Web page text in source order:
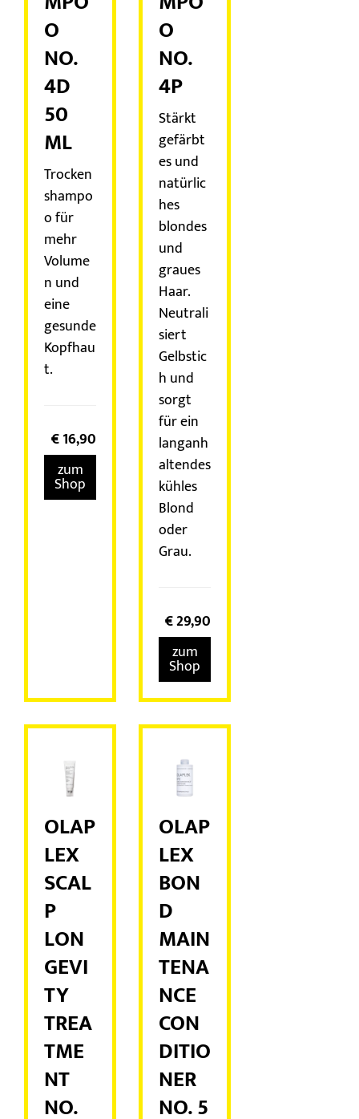
O
NO.
4D
50
ML
Trocken
shampo
o für
mehr
Volume
n und
eine
gesunde
Kopfhau
t.
€16,90
zum
Shop
O
NO.
4P
Stärkt
gefärbt
es und
natürlic
hes
blondes
und
graues
Haar.
Neutrali
siert
Gelbstic
h und
sorgt
für ein
langanh
altendes
kühles
Blond
oder
Grau.
€29,90
zum
Shop
OLAP
LEX
SCAL
P
LON
GEVI
TY
TREA
TME
NT
NO.
OLAP
LEX
BON
D
MAIN
TENA
NCE
CON
DITIO
NER
NO. 5